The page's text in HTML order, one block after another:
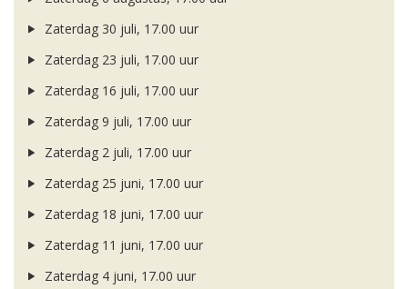
Zaterdag 30 juli, 17.00 uur
Zaterdag 23 juli, 17.00 uur
Zaterdag 16 juli, 17.00 uur
Zaterdag 9 juli, 17.00 uur
Zaterdag 2 juli, 17.00 uur
Zaterdag 25 juni, 17.00 uur
Zaterdag 18 juni, 17.00 uur
Zaterdag 11 juni, 17.00 uur
Zaterdag 4 juni, 17.00 uur